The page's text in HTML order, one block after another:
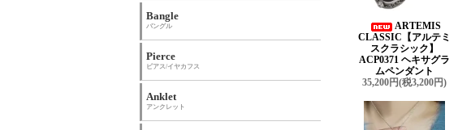
ARTEMIS
CLASSIC【アルテミ
スクラシック】
ACP0371 ヘキサグラ
ムペンダント
35,200円(税3,200円)
Bangle
バングル
Pierce
ピアス/イヤカフス
Anklet
アンクレット